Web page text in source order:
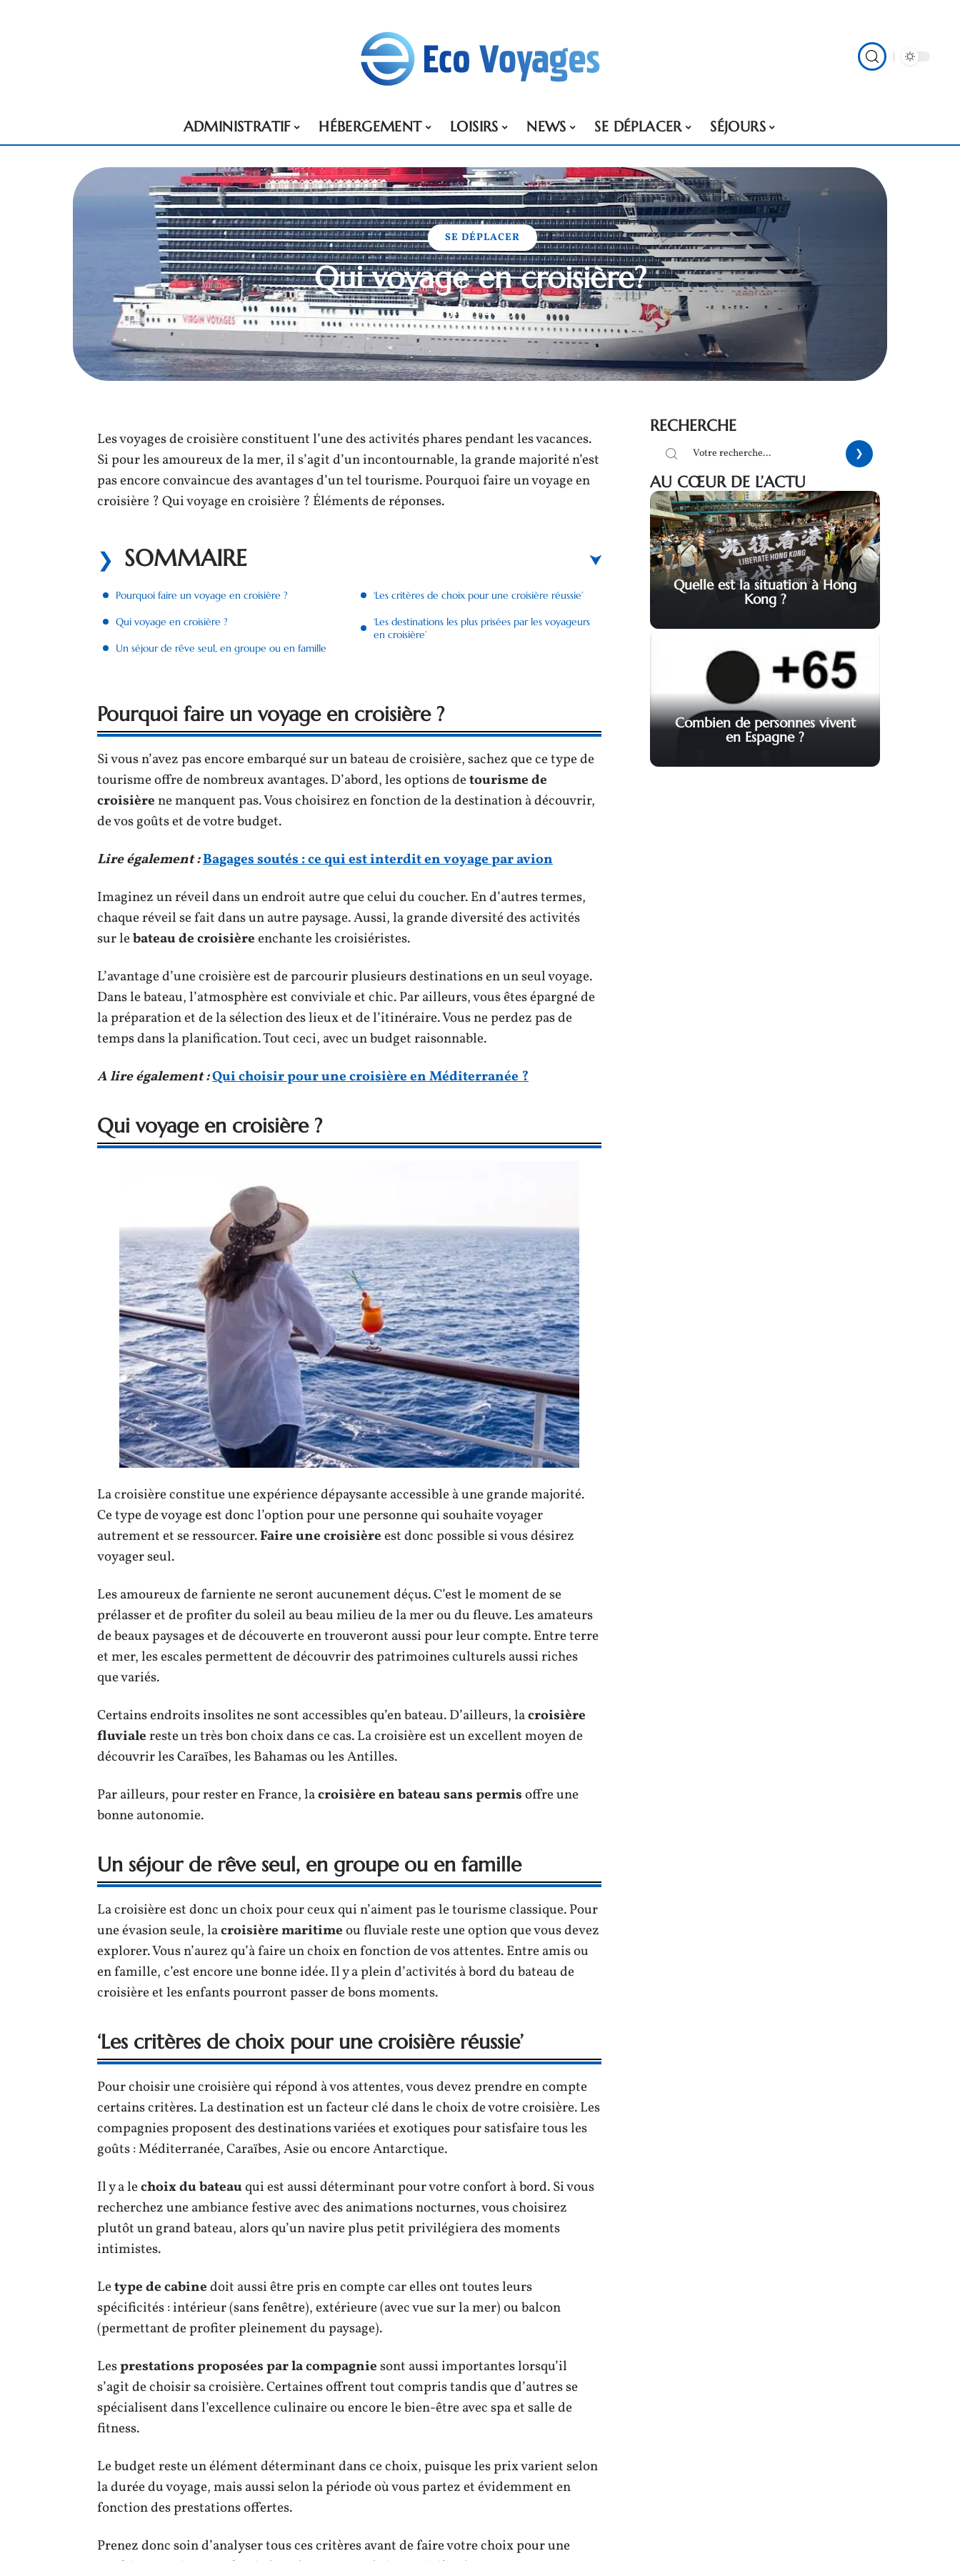
ADMINISTRATIF HÉBERGEMENT LOISIRS NEWS SE DÉPLACER SÉJOURS
SE DÉPLACER
Qui voyage en croisière?
31/05/2023
Les voyages de croisière constituent l’une des activités phares pendant les vacances.
Si pour les amoureux de la mer, il s’agit d’un incontournable, la grande majorité n’est
pas encore convaincue des avantages d’un tel tourisme. Pourquoi faire un voyage en
croisière ? Qui voyage en croisière ? Éléments de réponses.
SOMMAIRE
Pourquoi faire un voyage en croisière ?
Qui voyage en croisière ?
Un séjour de rêve seul, en groupe ou en famille
‘Les critères de choix pour une croisière réussie’
‘Les destinations les plus prisées par les voyageurs
en croisière’
Pourquoi faire un voyage en croisière ?
Si vous n’avez pas encore embarqué sur un bateau de croisière, sachez que ce type de
tourisme offre de nombreux avantages. D’abord, les options detourisme de
croisièrene manquent pas. Vous choisirez en fonction de la destination à découvrir,
de vos goûts et de votre budget.
Lire également :Bagages soutés : ce qui est interdit en voyage par avion
Imaginez un réveil dans un endroit autre que celui du coucher. En d’autres termes,
chaque réveil se fait dans un autre paysage. Aussi, la grande diversité des activités
sur lebateau de croisièreenchante les croisiéristes.
L’avantage d’une croisière est de parcourir plusieurs destinations en un seul voyage.
Dans le bateau, l’atmosphère est conviviale et chic. Par ailleurs, vous êtes épargné de
la préparation et de la sélection des lieux et de l’itinéraire. Vous ne perdez pas de
temps dans la planification. Tout ceci, avec un budget raisonnable.
A lire également :Qui choisir pour une croisière en Méditerranée ?
Qui voyage en croisière ?
La croisière constitue une expérience dépaysante accessible à une grande majorité.
Ce type de voyage est donc l’option pour une personne qui souhaite voyager
autrement et se ressourcer.Faire une croisièreest donc possible si vous désirez
voyager seul.
Les amoureux de farniente ne seront aucunement déçus. C’est le moment de se
prélasser et de profiter du soleil au beau milieu de la mer ou du fleuve. Les amateurs
de beaux paysages et de découverte en trouveront aussi pour leur compte. Entre terre
et mer, les escales permettent de découvrir des patrimoines culturels aussi riches
que variés.
Certains endroits insolites ne sont accessibles qu’en bateau. D’ailleurs, lacroisière
fluvialereste un très bon choix dans ce cas. La croisière est un excellent moyen de
découvrir les Caraïbes, les Bahamas ou les Antilles.
Par ailleurs, pour rester en France, lacroisière en bateau sans permisoffre une
bonne autonomie.
Un séjour de rêve seul, en groupe ou en famille
La croisière est donc un choix pour ceux qui n’aiment pas le tourisme classique. Pour
une évasion seule, lacroisière maritimeou fluviale reste une option que vous devez
explorer. Vous n’aurez qu’à faire un choix en fonction de vos attentes. Entre amis ou
en famille, c’est encore une bonne idée. Il y a plein d’activités à bord du bateau de
croisière et les enfants pourront passer de bons moments.
‘Les critères de choix pour une croisière réussie’
Pour choisir une croisière qui répond à vos attentes, vous devez prendre en compte
certains critères. La destination est un facteur clé dans le choix de votre croisière. Les
compagnies proposent des destinations variées et exotiques pour satisfaire tous les
goûts : Méditerranée, Caraïbes, Asie ou encore Antarctique.
Il y a lechoix du bateauqui est aussi déterminant pour votre confort à bord. Si vous
recherchez une ambiance festive avec des animations nocturnes, vous choisirez
plutôt un grand bateau, alors qu’un navire plus petit privilégiera des moments
intimistes.
Letype de cabinedoit aussi être pris en compte car elles ont toutes leurs
spécificités : intérieur (sans fenêtre), extérieure (avec vue sur la mer) ou balcon
(permettant de profiter pleinement du paysage).
Lesprestations proposées par la compagniesont aussi importantes lorsqu’il
s’agit de choisir sa croisière. Certaines offrent tout compris tandis que d’autres se
spécialisent dans l’excellence culinaire ou encore le bien-être avec spa et salle de
fitness.
Le budget reste un élément déterminant dans ce choix, puisque les prix varient selon
la durée du voyage, mais aussi selon la période où vous partez et évidemment en
fonction des prestations offertes.
Prenez donc soin d’analyser tous ces critères avant de faire votre choix pour une
RECHERCHE
AU CŒUR DE L’ACTU
Quelle est la situation à Hong
Kong ?
Combien de personnes vivent
en Espagne ?